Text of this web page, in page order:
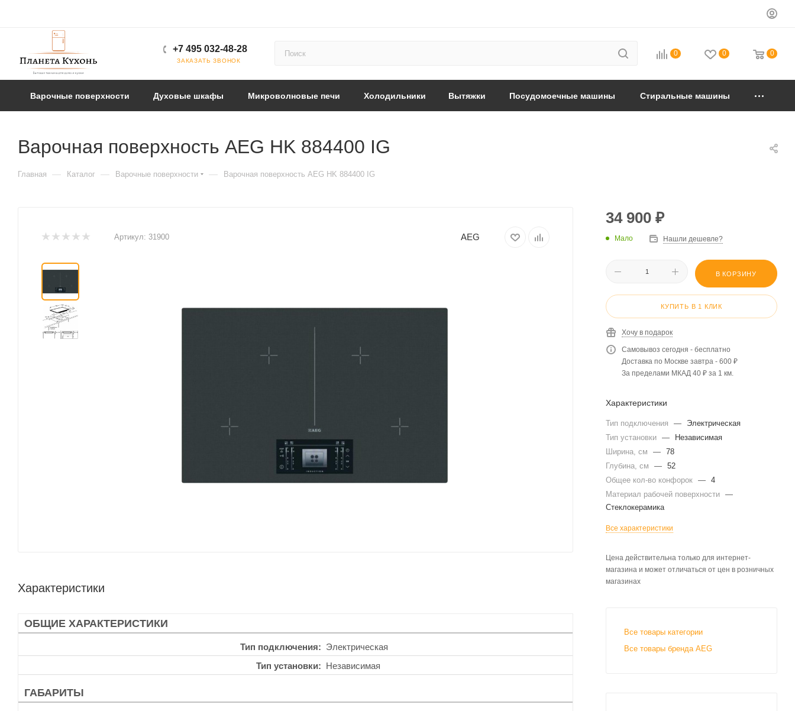
+7 495 032-48-28
ЗАКАЗАТЬ ЗВОНОК
0 0 0
Варочные поверхности Духовые шкафы Микроволновые печи Холодильники Вытяжки Посудомоечные машины Стиральные машины
Варочная поверхность AEG HK 884400 IG
Главная — Каталог — Варочные поверхности — Варочная поверхность AEG HK 884400 IG
Артикул: 31900 AEG
Характеристики
ОБЩИЕ ХАРАКТЕРИСТИКИ
Тип подключения
Электрическая
Тип установки
Независимая
ГАБАРИТЫ
34 900 ₽
Мало Нашли дешевле?
В КОРЗИНУ
КУПИТЬ В 1 КЛИК
Хочу в подарок
Самовывоз сегодня - бесплатно
Доставка по Москве завтра - 600 ₽
За пределами МКАД 40 ₽ за 1 км.
Характеристики
Тип подключения —
Электрическая
Тип установки —
Независимая
Ширина, см
— 78
Глубина, см
— 52
Общее кол-во конфорок — 4
Материал рабочей поверхности —
Стеклокерамика
Все характеристики
Цена действительна только для интернет-
магазина и может отличаться от цен в розничных
магазинах
Все товары категории
Все товары бренда AEG